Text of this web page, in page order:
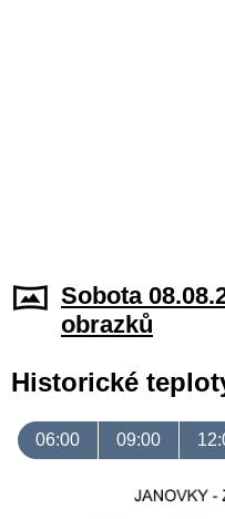
Sobota
obrazků
Historické
06:00 09:00